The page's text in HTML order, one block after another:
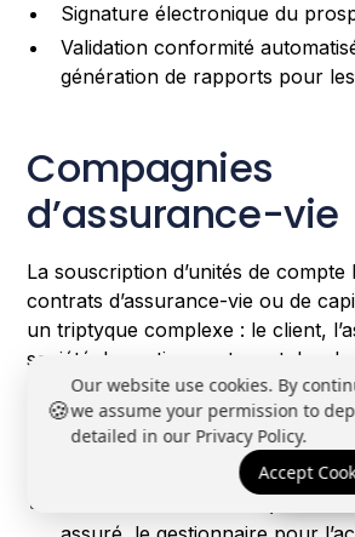
Signature électronique du
Validation conformité
génération de rapports pour
Compagnies
d’assurance-vie
La souscription d’unités de compte
contrats d’assurance-vie ou de
un triptyque complexe : le client,
société de gestion partagent des
responsabilités.Spécificités à gérer
Partage sécurisé des données
l’assureur et le gestionnaire du
Double contrôle AML
🍪
Our website use cookies. By
we assume your permission to
detailed in our Privacy Policy.
Accept